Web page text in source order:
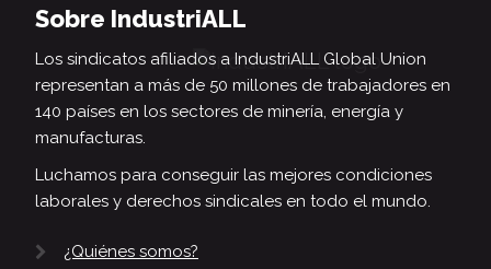
Sobre IndustriALL
Los sindicatos afiliados a IndustriALL Global Union
representan a más de 50 millones de trabajadores en
140 países en los sectores de minería, energía y
manufacturas.
Luchamos para conseguir las mejores condiciones
laborales y derechos sindicales en todo el mundo.
¿Quiénes somos?